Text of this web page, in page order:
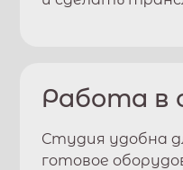
Работа в
Студия удобна
готовое